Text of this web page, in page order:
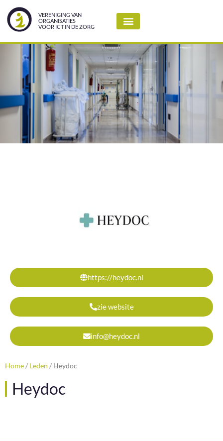
VERENIGING VAN
ORGANISATIES
VOOR ICT IN DE ZORG
https://heydoc.nl
zie website
info@heydoc.nl
Home/ Leden / Heydoc
Heydoc